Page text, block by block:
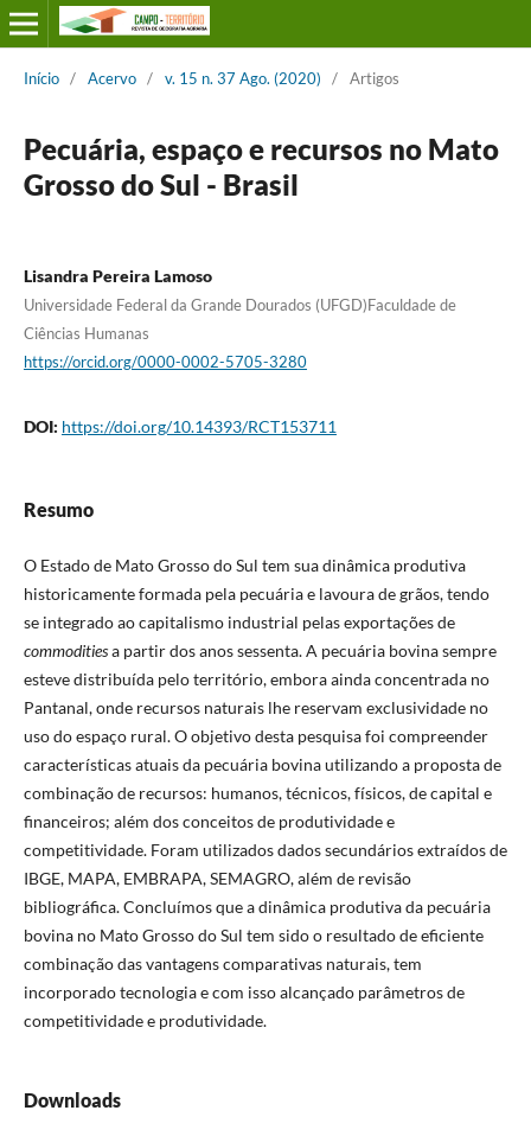
Início / Acervo / v. 15 n. 37 Ago. (2020) / Artigos
Pecuária, espaço e recursos no Mato
Grosso do Sul - Brasil
Lisandra Pereira Lamoso
Universidade Federal da Grande Dourados (UFGD)Faculdade de
Ciências Humanas
https://orcid.org/0000-0002-5705-3280
DOI: https://doi.org/10.14393/RCT153711
Resumo
O Estado de Mato Grosso do Sul tem sua dinâmica produtiva
historicamente formada pela pecuária e lavoura de grãos, tendo
se integrado ao capitalismo industrial pelas exportações de
commoditiesa partir dos anos sessenta. A pecuária bovina sempre
esteve distribuída pelo território, embora ainda concentrada no
Pantanal, onde recursos naturais lhe reservam exclusividade no
uso do espaço rural. O objetivo desta pesquisa foi compreender
características atuais da pecuária bovina utilizando a proposta de
combinação de recursos: humanos, técnicos, físicos, de capital e
financeiros; além dos conceitos de produtividade e
competitividade. Foram utilizados dados secundários extraídos de
IBGE, MAPA, EMBRAPA, SEMAGRO, além de revisão
bibliográfica. Concluímos que a dinâmica produtiva da pecuária
bovina no Mato Grosso do Sul tem sido o resultado de eficiente
combinação das vantagens comparativas naturais, tem
incorporado tecnologia e com isso alcançado parâmetros de
competitividade e produtividade.
Downloads